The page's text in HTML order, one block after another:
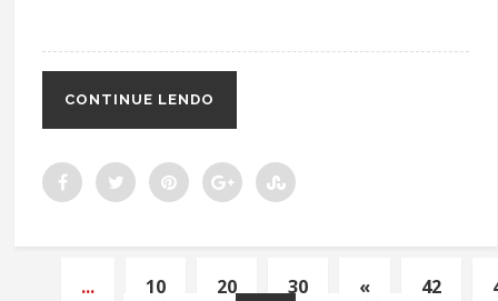
CONTINUE LENDO
... 10 20 30 « 42